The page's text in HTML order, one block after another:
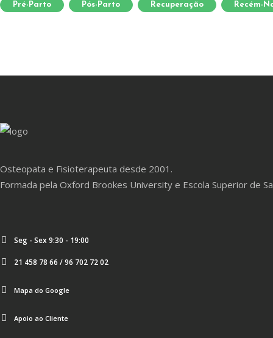
Pré-Parto Pós-Parto Recuperação Recém-
Osteopata e Fisioterapeuta desde 2001.
Formada pela Oxford Brookes University e Escola Superior de
Seg - Sex 9:30 - 19:00
21 458 78 66 / 96 702 72 02
Mapa do Google
Apoio ao Cliente